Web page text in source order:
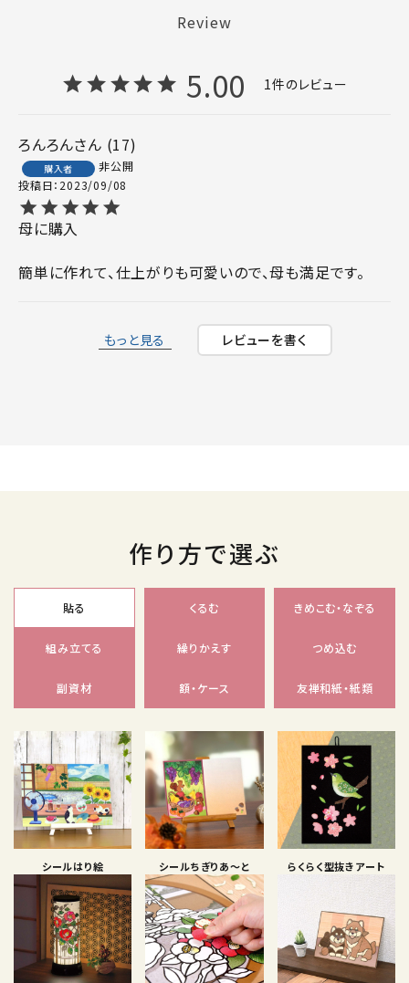
Review
5.00 1
ろんろん 17
購入者
非公開
投稿日 2023/09/08
母に購入
簡単に作れて、仕上がりも可愛いので、母も満足です。
もっと見る レビューを書く
作り方で選ぶ
貼る くるむ きめこむ・なぞる
組み立てる 繰りかえす つめ込む
副資材 額・ケース 友禅和紙・紙類
シールはり絵 シールちぎりあ〜と らくらく型抜きアート